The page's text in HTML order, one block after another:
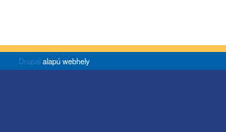
Drupalalapú webhely